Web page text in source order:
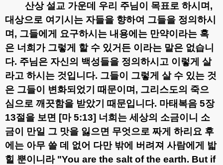
산상 설교 가운데 우리 주님이 목표로 하시며 ,
대상으로 여기시는 자들을 향하여 그들을 정의하시
며 , 그들에게 요구하시는 내용에는 만약이라는 혹
은 너희가 그렇게 할 수 있거든 이라는 말은 없습니
다. 주님은 자신의 백성들을 정의하시고 이렇게 살
라고 하시는 것입니다. 그들이 그렇게 살 수 있는 것
은 그들이 변화되었기 때문이며 , 그리스도의 죽으
심으로 깨끗함을 받았기 때문입니다. 마태복음 5장
13절을 보면 [마5:13] 너희는 세상의 소금이니 소
금이 만일 그 맛을 잃으면 무엇으로 짜게 하리요 후
에는 아무 쓸 데 없어 다만 밖에 버려져 사람에게 밟
힐 뿐이니라"You are the salt of the earth. But if